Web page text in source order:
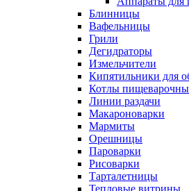
Блинницы
Вафельницы
Грили
Дегидраторы
Измельчители
Кипятильники для
Котлы
Линии раздачи
Макароноварки
Мармиты
Орешницы
Пароварки
Рисоварки
Тарталетницы
Тепловые витрины